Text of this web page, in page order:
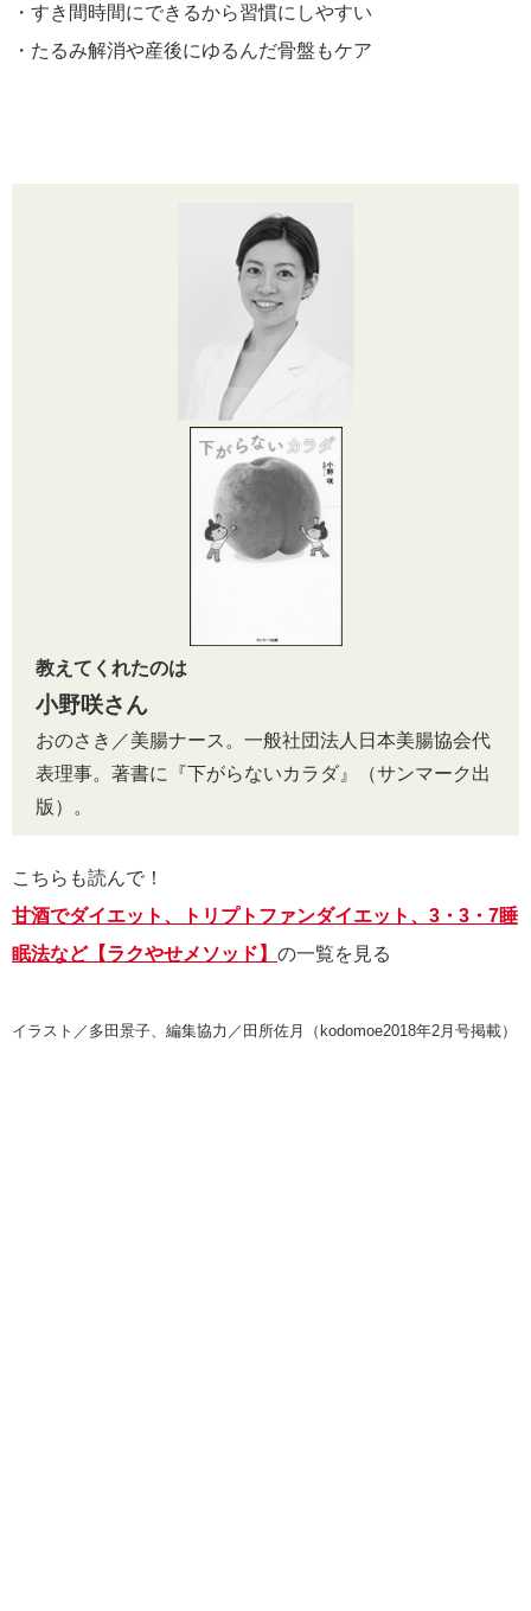
・すき間時間にできるから習慣にしやすい
・たるみ解消や産後にゆるんだ骨盤もケア
教えてくれたのは
小野咲さん
おのさき／美腸ナース。一般社団法人日本美腸協会代
表理事。著書に『下がらないカラダ』（サンマーク出
版）。
こちらも読んで！
甘酒でダイエット、トリプトファンダイエット、3・3・7睡
眠法など【ラクやせメソッド】 の一覧を見る
イラスト／多田景子、編集協力／田所佐月（kodomoe2018年2月号掲載）